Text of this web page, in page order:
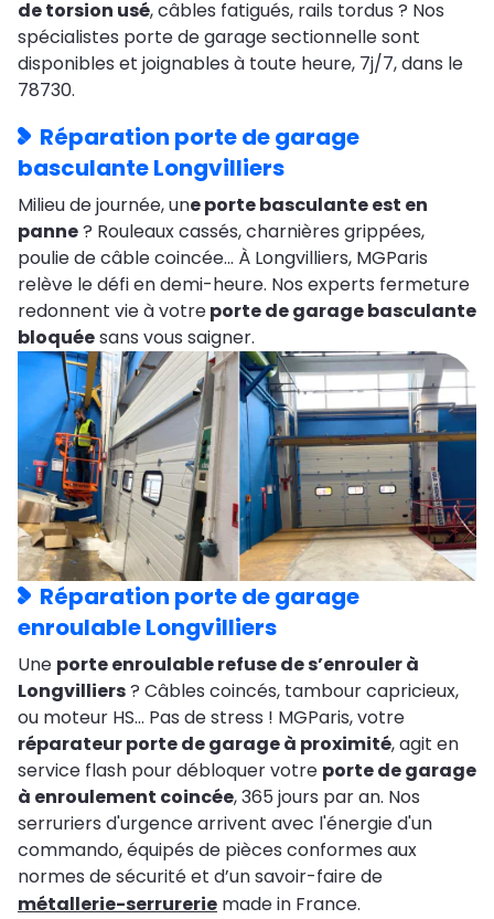
de torsion usé, câbles fatigués, rails tordus ? Nos
spécialistes porte de garage sectionnelle sont
disponibles et joignables à toute heure, 7j/7, dans le
78730.
Réparation porte de garage
basculante Longvilliers
Milieu de journée, une porte basculante est en
panne? Rouleaux cassés, charnières grippées,
poulie de câble coincée… À Longvilliers, MGParis
relève le défi en demi-heure. Nos experts fermeture
redonnent vie à votreporte de garage basculante
bloquéesans vous saigner.
Réparation porte de garage
enroulable Longvilliers
Une porte enroulable refuse de s’enrouler à
Longvilliers? Câbles coincés, tambour capricieux,
ou moteur HS… Pas de stress ! MGParis, votre
réparateur porte de garage à proximité, agit en
service flash pour débloquer votre porte de garage
à enroulement coincée, 365 jours par an. Nos
serruriers d'urgence arrivent avec l'énergie d'un
commando, équipés de pièces conformes aux
normes de sécurité et d’un savoir-faire de
métallerie-serrurerie made in France.